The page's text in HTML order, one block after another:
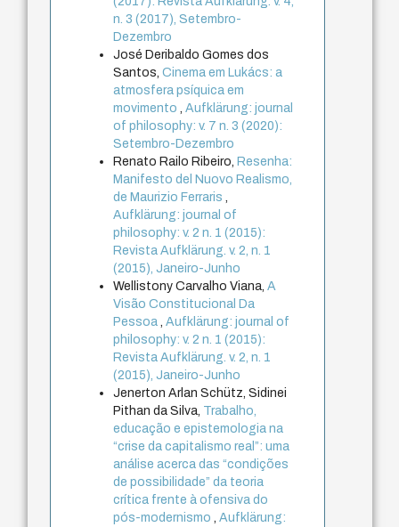
n. 3 (2017), Setembro-
Dezembro
José Deribaldo Gomes dos
Santos,Cinema em Lukács: a
atmosfera psíquica em
movimento
,Aufklärung: journal
of philosophy: v. 7 n. 3 (2020):
Setembro-Dezembro
Renato Railo Ribeiro,Resenha:
Manifesto del Nuovo Realismo,
de Maurizio Ferraris
Aufklärung: journal of
philosophy: v. 2 n. 1 (2015):
Revista Aufklärung. v. 2, n. 1
(2015), Janeiro-Junho
Wellistony Carvalho Viana,A
Visão Constitucional Da
Pessoa ,Aufklärung: journal of
philosophy: v. 2 n. 1 (2015):
Revista Aufklärung. v. 2, n. 1
(2015), Janeiro-Junho
Jenerton Arlan Schütz, Sidinei
Pithan da Silva, Trabalho,
educação e epistemologia na
“crise da capitalismo real”: uma
análise acerca das “condições
de possibilidade” da teoria
crítica frente à ofensiva do
pós-modernismo
,Aufklärung: